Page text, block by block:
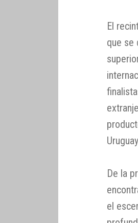
El
que se
De la
el